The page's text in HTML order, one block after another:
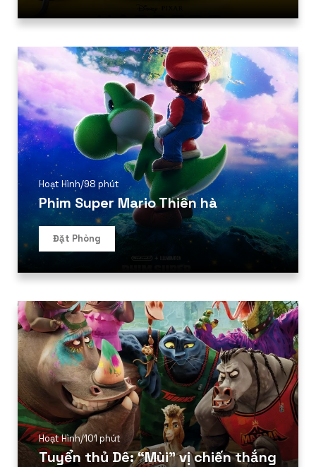
Hoạt Hình/98 phút
Phim Super Mario Thiên hà
Đặt Phòng
Hoạt Hình/101 phút
Tuyển thủ Dê: “Mùi” vị chiến thắng